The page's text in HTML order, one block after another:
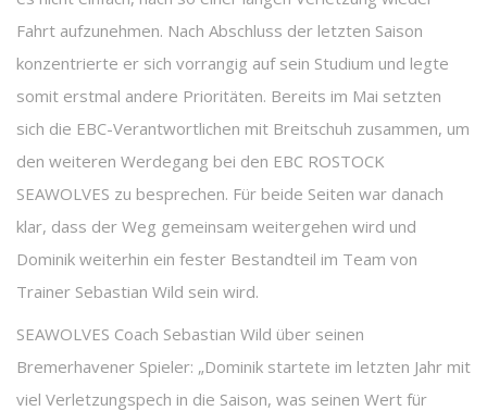
Fahrt aufzunehmen. Nach Abschluss der letzten Saison
konzentrierte er sich vorrangig auf sein Studium und legte
somit erstmal andere Prioritäten. Bereits im Mai setzten
sich die EBC-Verantwortlichen mit Breitschuh zusammen, um
den weiteren Werdegang bei den EBC ROSTOCK
SEAWOLVES zu besprechen. Für beide Seiten war danach
klar, dass der Weg gemeinsam weitergehen wird und
Dominik weiterhin ein fester Bestandteil im Team von
Trainer Sebastian Wild sein wird.
SEAWOLVES Coach Sebastian Wild über seinen
Bremerhavener Spieler: „Dominik startete im letzten Jahr mit
viel Verletzungspech in die Saison, was seinen Wert für